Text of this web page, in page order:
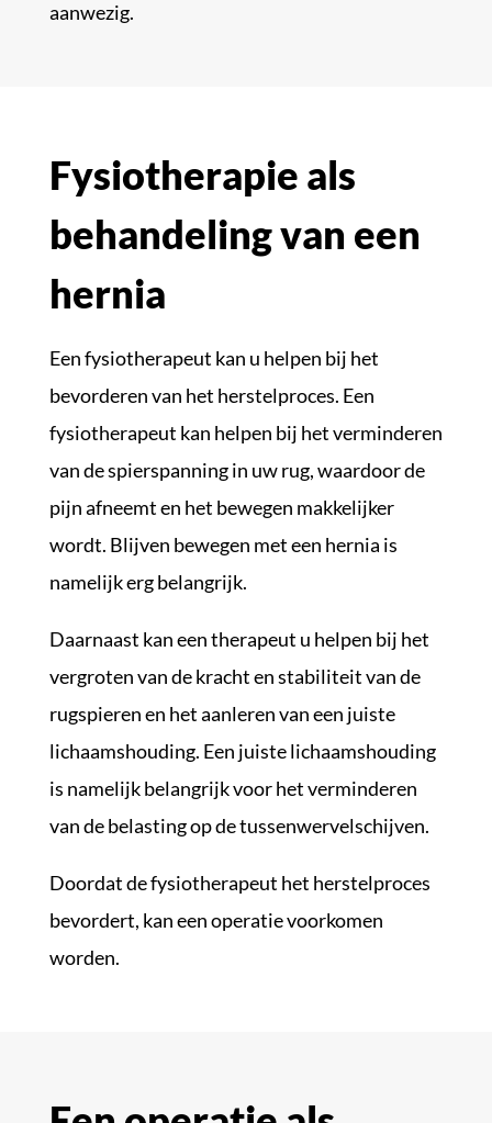
aanwezig.
Fysiotherapie als
behandeling van een
hernia
Een fysiotherapeut kan u helpen bij het
bevorderen van het herstelproces. Een
fysiotherapeut kan helpen bij het verminderen
van de spierspanning in uw rug, waardoor de
pijn afneemt en het bewegen makkelijker
wordt. Blijven bewegen met een hernia is
namelijk erg belangrijk.
Daarnaast kan een therapeut u helpen bij het
vergroten van de kracht en stabiliteit van de
rugspieren en het aanleren van een juiste
lichaamshouding. Een juiste lichaamshouding
is namelijk belangrijk voor het verminderen
van de belasting op de tussenwervelschijven.
Doordat de fysiotherapeut het herstelproces
bevordert, kan een operatie voorkomen
worden.